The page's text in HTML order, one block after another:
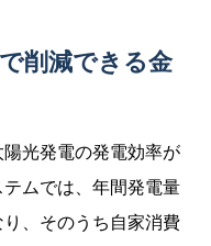
削減できる金
光発電の発電効率が
ムでは、年間発電量
、そのうち自家消費